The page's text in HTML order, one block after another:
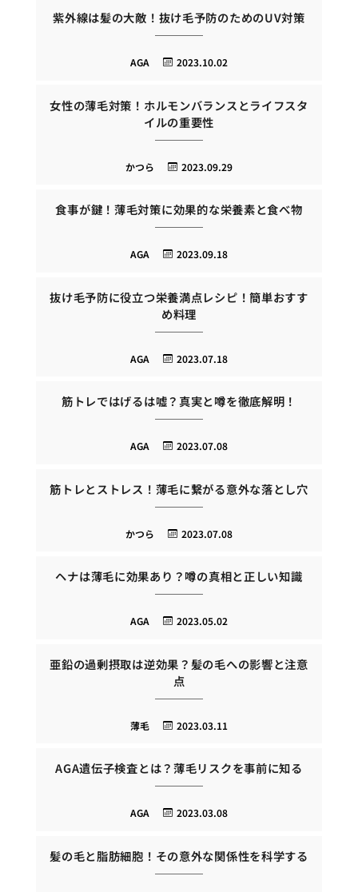
紫外線は髪の大敵！抜け毛予防のためのUV対策
2023.10.02
AGA
女性の薄毛対策！ホルモンバランスとライフスタ
イルの重要性
2023.09.29
かつら
食事が鍵！薄毛対策に効果的な栄養素と食べ物
2023.09.18
AGA
抜け毛予防に役立つ栄養満点レシピ！簡単おすす
め料理
2023.07.18
AGA
筋トレではげるは嘘？真実と噂を徹底解明！
2023.07.08
AGA
筋トレとストレス！薄毛に繋がる意外な落とし穴
2023.07.08
かつら
ヘナは薄毛に効果あり？噂の真相と正しい知識
2023.05.02
AGA
亜鉛の過剰摂取は逆効果？髪の毛への影響と注意
点
2023.03.11
薄毛
AGA遺伝子検査とは？薄毛リスクを事前に知る
2023.03.08
AGA
髪の毛と脂肪細胞！その意外な関係性を科学する